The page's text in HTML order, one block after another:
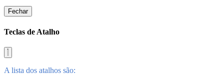
Fechar
Teclas de Atalho
A lista dos atalhos são: